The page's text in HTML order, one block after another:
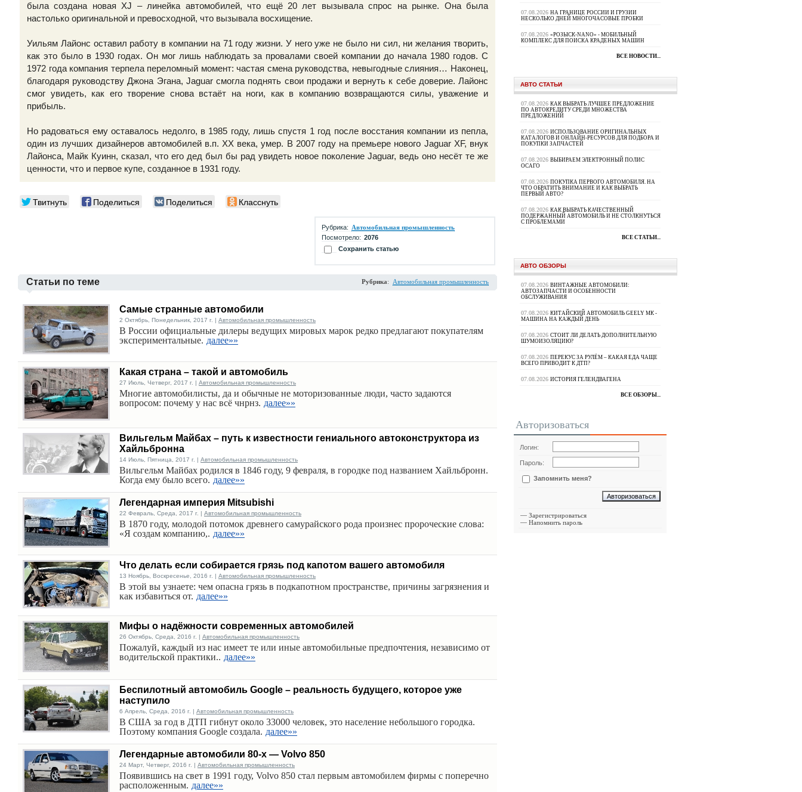
была создана новая XJ – линейка автомобилей, что ещё 20 лет вызывала спрос на рынке. Она была
настолько оригинальной и превосходной, что вызывала восхищение.
Уильям Лайонс оставил работу в компании на 71 году жизни. У него уже не было ни сил, ни желания творить,
как это было в 1930 годах. Он мог лишь наблюдать за провалами своей компании до начала 1980 годов. С
1972 года компания терпела переломный момент: частая смена руководства, невыгодные слияния… Наконец,
благодаря руководству Джона Эгана, Jaguar смогла поднять свои продажи и вернуть к себе доверие. Лайонс
смог увидеть, как его творение снова встаёт на ноги, как в компанию возвращаются силы, уважение и
прибыль.
Но радоваться ему оставалось недолго, в 1985 году, лишь спустя 1 год после восстания компании из пепла,
один из лучших дизайнеров автомобилей в.п. ХХ века, умер. В 2007 году на премьере нового Jaguar XF, внук
Лайонса, Майк Куинн, сказал, что его дед был бы рад увидеть новое поколение Jaguar, ведь оно несёт те же
ценности, что и первое купе, созданное в 1931 году.
Твитнуть Поделиться Поделиться Класснуть
Рубрика: Автомобильная промышленность
Посмотрело: 2076
Сохранить статью
Статьи по теме Рубрика: Автомобильная промышленность
Самые странные автомобили
2 Октябрь, Понедельник, 2017 г. | Автомобильная промышленность
В России официальные дилеры ведущих мировых марок редко предлагают покупателям
экспериментальные. далее»»
Какая страна – такой и автомобиль
27 Июль, Четверг, 2017 г. | Автомобильная промышленность
Многие автомобилисты, да и обычные не моторизованные люди, часто задаются
вопросом: почему у нас всё чнрнз. далее»»
Вильгельм Майбах – путь к известности гениального автоконструктора из
Хайльбронна
14 Июль, Пятница, 2017 г. | Автомобильная промышленность
Вильгельм Майбах родился в 1846 году, 9 февраля, в городке под названием Хайльбронн.
Когда ему было всего. далее»»
Легендарная империя Mitsubishi
22 Февраль, Среда, 2017 г. | Автомобильная промышленность
В 1870 году, молодой потомок древнего самурайского рода произнес пророческие слова:
«Я создам компанию,. далее»»
Что делать если собирается грязь под капотом вашего автомобиля
13 Ноябрь, Воскресенье, 2016 г. | Автомобильная промышленность
В этой вы узнаете: чем опасна грязь в подкапотном пространстве, причины загрязнения и
как избавиться от. далее»»
Мифы о надёжности современных автомобилей
26 Октябрь, Среда, 2016 г. | Автомобильная промышленность
Пожалуй, каждый из нас имеет те или иные автомобильные предпочтения, независимо от
водительской практики.. далее»»
Беспилотный автомобиль Google – реальность будущего, которое уже
наступило
6 Апрель, Среда, 2016 г. | Автомобильная промышленность
В США за год в ДТП гибнут около 33000 человек, это население небольшого городка.
Поэтому компания Google создала. далее»»
Легендарные автомобили 80-х — Volvo 850
24 Март, Четверг, 2016 г. | Автомобильная промышленность
Появившись на свет в 1991 году, Volvo 850 стал первым автомобилем фирмы с поперечно
расположенным. далее»»
07.08.2026 НА ГРАНИЦЕ РОССИИ И ГРУЗИИ
НЕСКОЛЬКО ДНЕЙ МНОГОЧАСОВЫЕ ПРОБКИ
07.08.2026 «РОЗЫСК-NANO» - МОБИЛЬНЫЙ
КОМПЛЕКС ДЛЯ ПОИСКА КРАДЕНЫХ МАШИН
ВСЕ НОВОСТИ...
АВТО СТАТЬИ
07.08.2026 КАК ВЫБРАТЬ ЛУЧШЕЕ ПРЕДЛОЖЕНИЕ
ПО АВТОКРЕДИТУ СРЕДИ МНОЖЕСТВА
ПРЕДЛОЖЕНИЙ
07.08.2026 ИСПОЛЬЗОВАНИЕ ОРИГИНАЛЬНЫХ
КАТАЛОГОВ И ОНЛАЙН-РЕСУРСОВ ДЛЯ ПОДБОРА И
ПОКУПКИ ЗАПЧАСТЕЙ
07.08.2026 ВЫБИРАЕМ ЭЛЕКТРОННЫЙ ПОЛИС
ОСАГО
07.08.2026 ПОКУПКА ПЕРВОГО АВТОМОБИЛЯ. НА
ЧТО ОБРАТИТЬ ВНИМАНИЕ И КАК ВЫБРАТЬ
ПЕРВЫЙ АВТО?
07.08.2026 КАК ВЫБРАТЬ КАЧЕСТВЕННЫЙ
ПОДЕРЖАННЫЙ АВТОМОБИЛЬ И НЕ СТОЛКНУТЬСЯ
С ПРОБЛЕМАМИ
ВСЕ СТАТЬИ...
АВТО ОБЗОРЫ
07.08.2026 ВИНТАЖНЫЕ АВТОМОБИЛИ:
АВТОЗАПЧАСТИ И ОСОБЕННОСТИ
ОБСЛУЖИВАНИЯ
07.08.2026 КИТАЙСКИЙ АВТОМОБИЛЬ GEELY МК -
МАШИНА НА КАЖДЫЙ ДЕНЬ
07.08.2026 СТОИТ ЛИ ДЕЛАТЬ ДОПОЛНИТЕЛЬНУЮ
ШУМОИЗОЛЯЦИЮ?
07.08.2026 ПЕРЕКУС ЗА РУЛЁМ – КАКАЯ ЕДА ЧАЩЕ
ВСЕГО ПРИВОДИТ К ДТП?
07.08.2026 ИСТОРИЯ ГЕЛЕНДВАГЕНА
ВСЕ ОБЗОРЫ...
Авторизоваться
Логин:
Пароль:
Запомнить меня?
— Зарегистрироваться
— Напомнить пароль